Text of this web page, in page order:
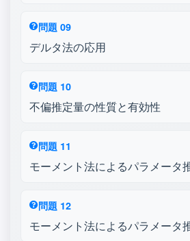
問題 09
デルタ法の応用
問題 10
不偏推定量の性質と有効性
問題 11
モーメント法によるパラメータ
問題 12
モーメント法によるパラメータ